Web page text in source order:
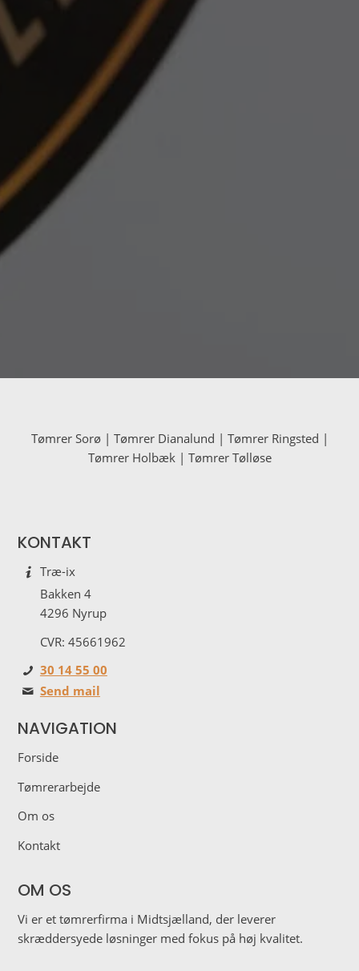
Tømrer Sorø| Tømrer Dianalund | Tømrer Ringsted |
Tømrer Holbæk | Tømrer Tølløse
KONTAKT
Træ-ix
Bakken 4
4296 Nyrup
CVR: 45661962
30 14 55 00
Send mail
NAVIGATION
Forside
Tømrerarbejde
Om os
Kontakt
OM OS
Vi er et tømrerfirma i Midtsjælland, der leverer
skræddersyede løsninger med fokus på høj kvalitet.